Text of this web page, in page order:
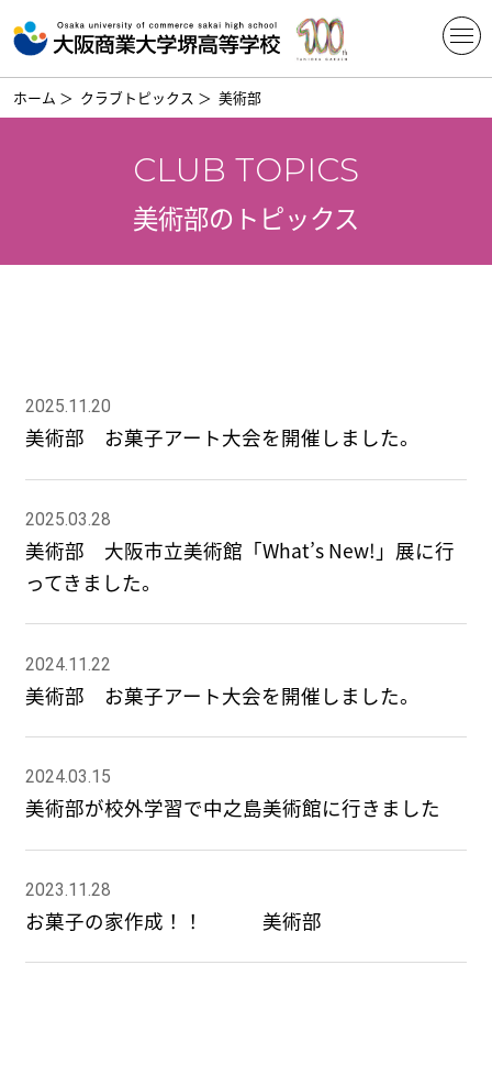
ホーム ＞ クラブトピックス ＞ 美術部
CLUB TOPICS
美術部のトピックス
2025.11.20
美術部 お菓子アート大会を開催しました。
2025.03.28
美術部 大阪市立美術館「What’s New!」展に行
ってきました。
2024.11.22
美術部 お菓子アート大会を開催しました。
2024.03.15
美術部が校外学習で中之島美術館に行きました
2023.11.28
お菓子の家作成！！ 美術部